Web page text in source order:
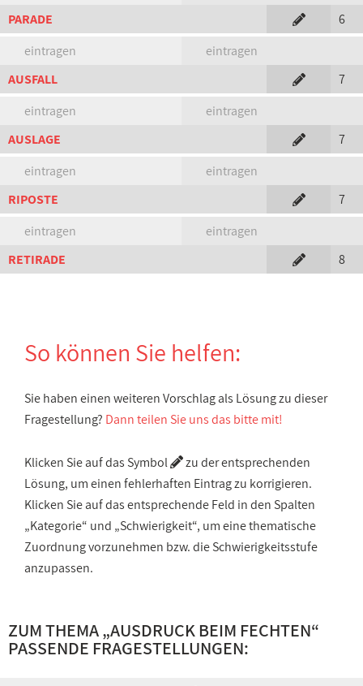
PARADE
6
eintragen
eintragen
AUSFALL
7
eintragen
eintragen
AUSLAGE
7
eintragen
eintragen
RIPOSTE
7
eintragen
eintragen
RETIRADE
8
So können Sie helfen:
Sie haben einen weiteren Vorschlag als Lösung zu dieser
Fragestellung? Dann teilen Sie uns das bitte mit!
Klicken Sie auf das Symbol
zu der entsprechenden
Lösung, um einen fehlerhaften Eintrag zu korrigieren.
Klicken Sie auf das entsprechende Feld in den Spalten
„Kategorie“ und „Schwierigkeit“, um eine thematische
Zuordnung vorzunehmen bzw. die Schwierigkeitsstufe
anzupassen.
ZUM THEMA „AUSDRUCK BEIM FECHTEN“
PASSENDE FRAGESTELLUNGEN: